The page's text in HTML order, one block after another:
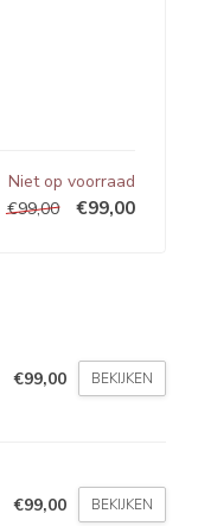
Niet op voorraad
€99,00
€99,00
€99,00 BEKIJKEN
€99,00 BEKIJKEN